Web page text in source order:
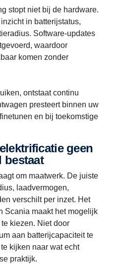
stopt niet bij de hardware.
in batterijstatus,
Software-updates
waardoor
komen zonder
ontstaat continu
presteert binnen uw
en bij toekomstige
bestaat
om maatwerk. De juiste
laadvermogen,
verschilt per inzet. Het
Scania maakt het mogelijk
kiezen. Niet door
aan batterijcapaciteit te
kijken naar wat echt
praktijk.